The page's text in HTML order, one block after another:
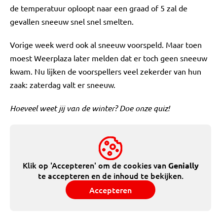
de temperatuur oploopt naar een graad of 5 zal de
gevallen sneeuw snel snel smelten.
Vorige week werd ook al sneeuw voorspeld. Maar toen
moest Weerplaza later melden dat er toch geen sneeuw
kwam. Nu lijken de voorspellers veel zekerder van hun
zaak: zaterdag valt er sneeuw.
Hoeveel weet jij van de winter? Doe onze quiz!
Klik op 'Accepteren' om de cookies vanGenially
te accepteren en de inhoud te bekijken.
Accepteren